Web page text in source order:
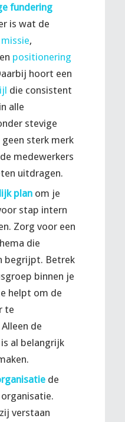
fundering
is wat de
missie,
en positionering
hoort een
die consistent
alle
stevige
sterk merk
medewerkers
uitdragen.
plan om je
stap intern
Zorg voor een
die
begrijpt. Betrek
binnen je
helpt om de
te
de
al belangrijk
de
verstaan